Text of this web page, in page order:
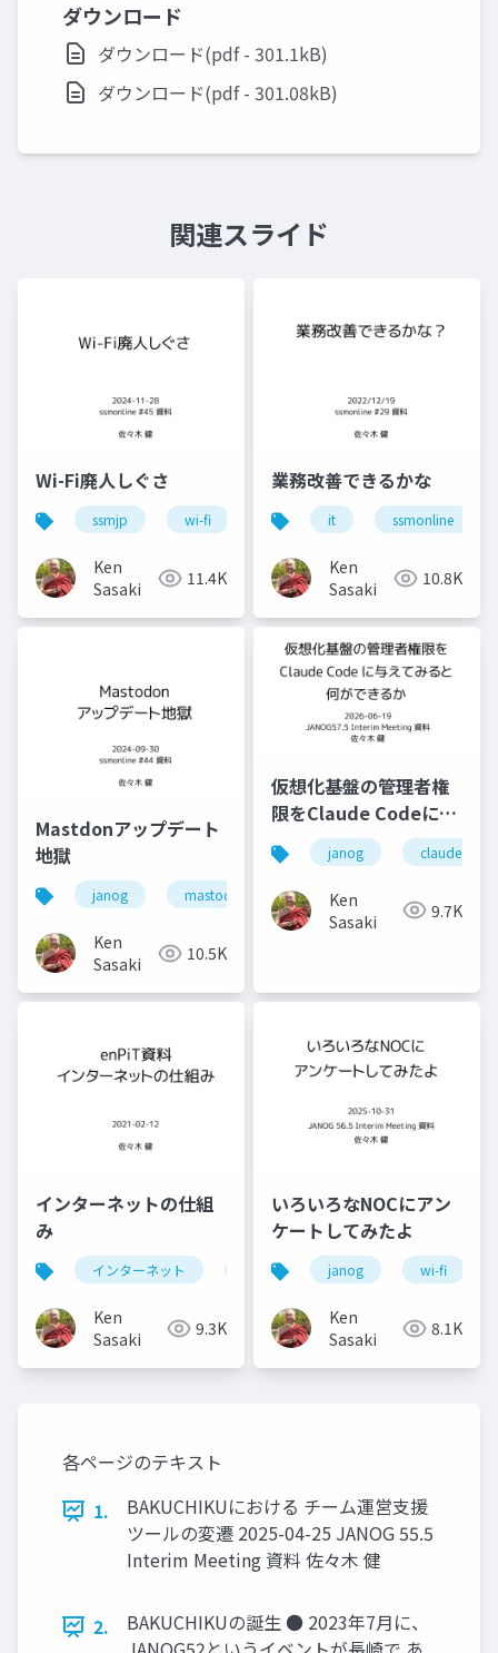
ダウンロード
ダウンロード(pdf - 301.1kB)
ダウンロード(pdf - 301.08kB)
関連スライド
Wi-Fi廃人しぐさ
ssmjp wi-fi conbu bakuchiku
Ken
Sasaki
11.4K
業務改善できるかな
it ssmonline
Ken
Sasaki
10.8K
Mastdonアップデート
地獄
janog mastodon chatgpt
Ken
Sasaki
10.5K
仮想化基盤の管理者権
限をClaude Codeに与
えてみると何ができる
か
janog claude code
Ken
Sasaki
9.7K
インターネットの仕組
み
インターネット internet enpit
Ken
Sasaki
9.3K
いろいろなNOCにアン
ケートしてみたよ
janog wi-fi
Ken
Sasaki
8.1K
各ページのテキスト
1.
BAKUCHIKUにおける チーム運営支援
ツールの変遷 2025-04-25 JANOG 55.5
Interim Meeting 資料 佐々木 健
2.
BAKUCHIKUの誕生 ● 2023年7月に、